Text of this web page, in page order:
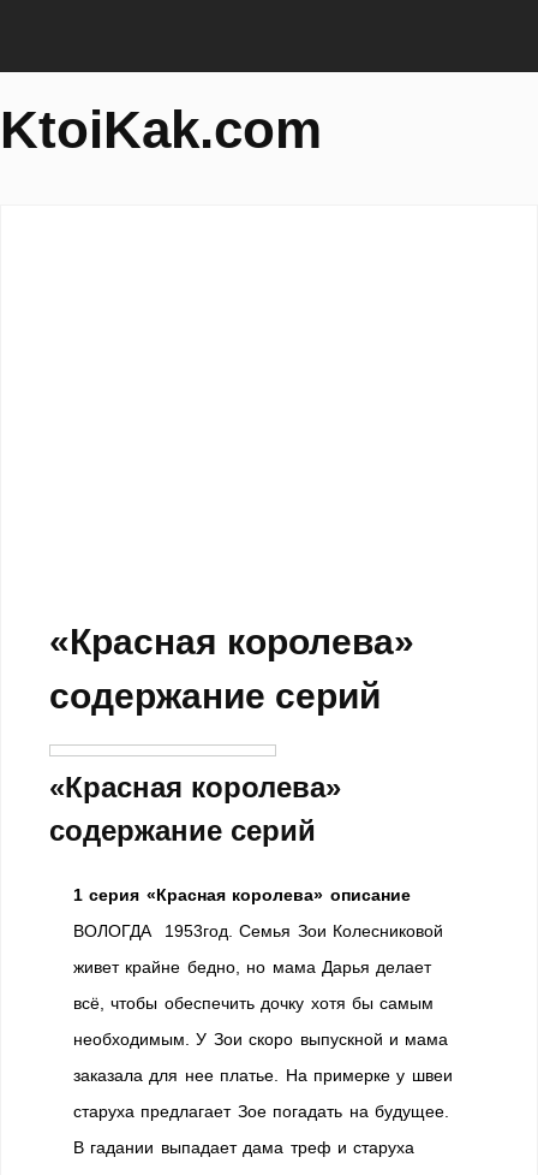
KtoiKak.com
«Красная королева»
содержание серий
«Красная королева»
содержание серий
1 серия «Красная королева» описание
ВОЛОГДА 1953год. Семья Зои Колесниковой
живет крайне бедно, но мама Дарья делает
всё, чтобы обеспечить дочку хотя бы самым
необходимым. У Зои скоро выпускной и мама
заказала для нее платье. На примерке у швеи
старуха предлагает Зое погадать на будущее.
В гадании выпадает дама треф и старуха